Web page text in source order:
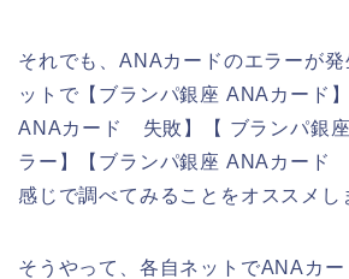
それでも、ANAカードのエラーが
ットで【ブランパ銀座 ANAカード
ANAカード 失敗】【 ブランパ銀
ラー】【ブランパ銀座 ANAカード
感じで調べてみることをオススメし
そうやって、各自ネットでANAカ